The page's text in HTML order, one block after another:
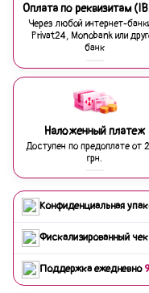
Оплата по реквизитам
Через любой интернет-
Privat24, Monobank или
банк
Наложенный платеж
Доступен по предоплате от
грн.
Конфиденциальная
Фискализированный
Поддержка ежедневно